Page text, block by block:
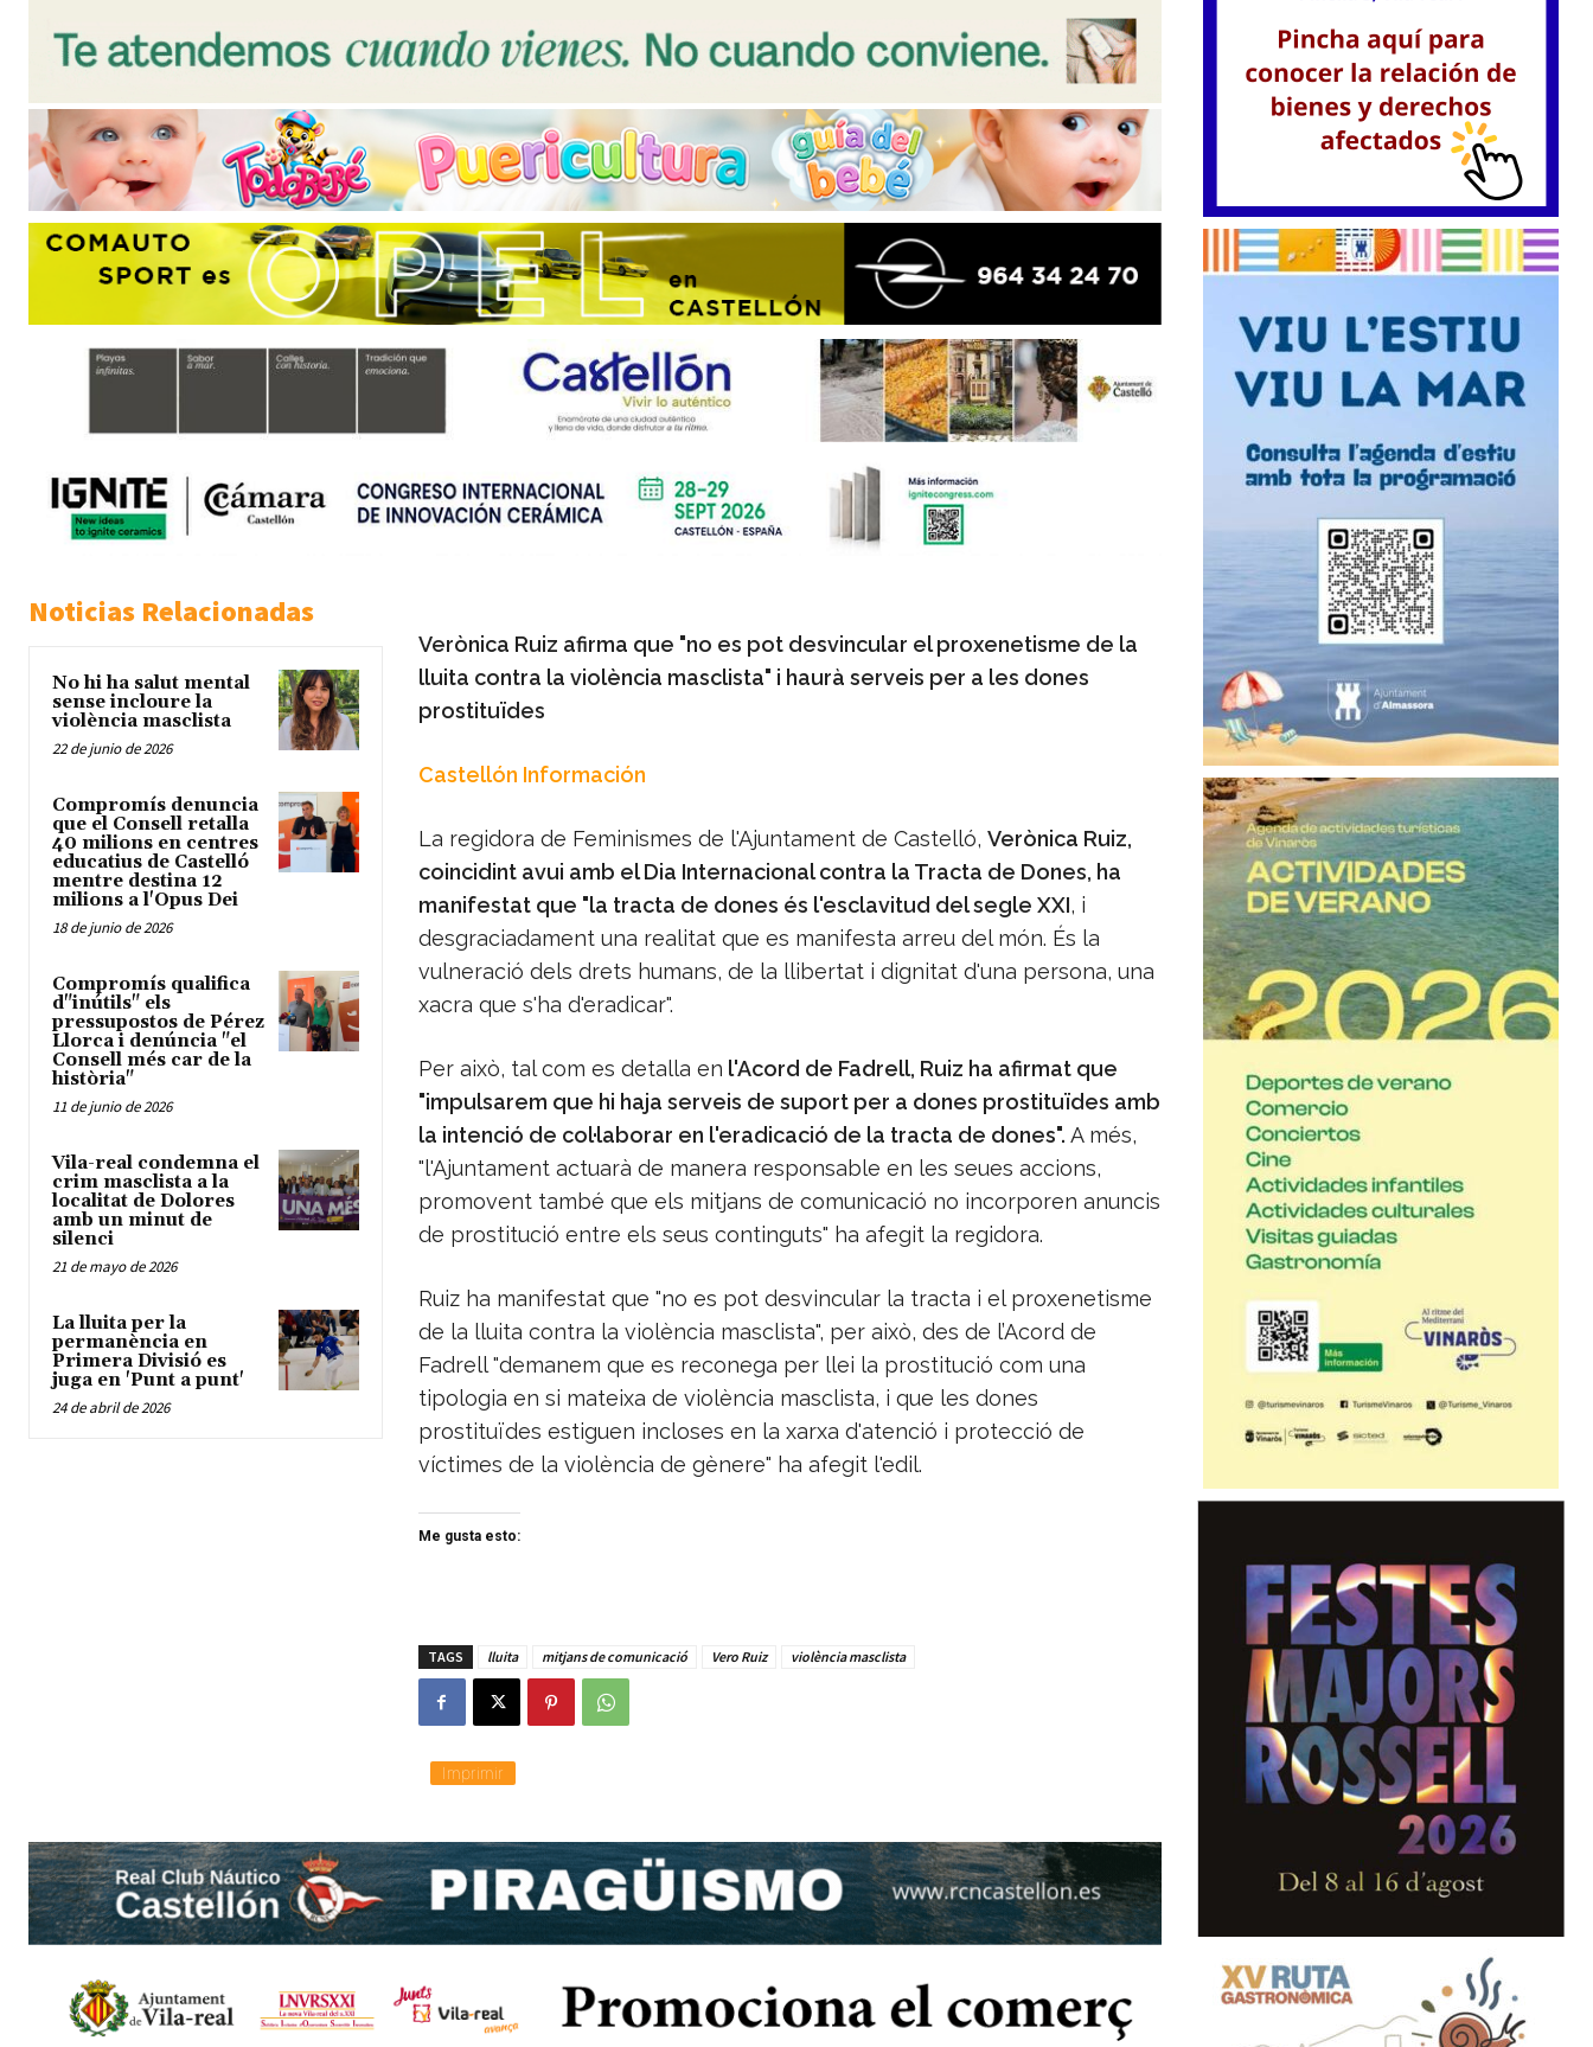
Noticias Relacionadas
No hi ha salut mental
sense incloure la
violència masclista
22 de junio de 2026
Compromís denuncia
que el Consell retalla
40 milions en centres
educatius de Castelló
mentre destina 12
milions a l'Opus Dei
18 de junio de 2026
Compromís qualifica
d"inútils" els
pressupostos de Pérez
Llorca i denúncia "el
Consell més car de la
història"
11 de junio de 2026
Vila-real condemna el
crim masclista a la
localitat de Dolores
amb un minut de
silenci
21 de mayo de 2026
La lluita per la
permanència en
Primera Divisió es
juga en 'Punt a punt'
24 de abril de 2026
Verònica Ruiz afirma que "no es pot desvincular el proxenetisme de la
lluita contra la violència masclista" i haurà serveis per a les dones
prostituïdes
Castellón Información
La regidora de Feminismes de l'Ajuntament de Castelló, Verònica Ruiz,
coincidint avui amb el Dia Internacional contra la Tracta de Dones, ha
manifestat que "la tracta de dones és l'esclavitud del segle XXI, i
desgraciadament una realitat que es manifesta arreu del món. És la
vulneració dels drets humans, de la llibertat i dignitat d'una persona, una
xacra que s'ha d'eradicar".
Per això, tal com es detalla en l'Acord de Fadrell, Ruiz ha afirmat que
"impulsarem que hi haja serveis de suport per a dones prostituïdes amb
la intenció de col·laborar en l'eradicació de la tracta de dones". A més,
"l'Ajuntament actuarà de manera responsable en les seues accions,
promovent també que els mitjans de comunicació no incorporen anuncis
de prostitució entre els seus continguts" ha afegit la regidora.
Ruiz ha manifestat que "no es pot desvincular la tracta i el proxenetisme
de la lluita contra la violència masclista", per això, des de l’Acord de
Fadrell "demanem que es reconega per llei la prostitució com una
tipologia en si mateixa de violència masclista, i que les dones
prostituïdes estiguen incloses en la xarxa d'atenció i protecció de
víctimes de la violència de gènere" ha afegit l'edil.
Me gusta esto:
TAGS lluita mitjans de comunicació Vero Ruiz violència masclista
Imprimir